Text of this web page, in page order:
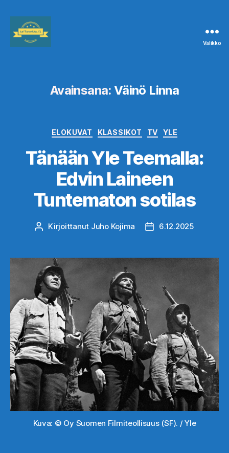
Valikko
Avainsana: Väinö Linna
Kategoriat
ELOKUVAT KLASSIKOT TV YLE
Tänään Yle Teemalla:
Edvin Laineen
Tuntematon sotilas
Kirjoittaja
Kirjoittanut Juho Kojima Julkaisupäivämäärä
6.12.2025
Kuva: © Oy Suomen Filmiteollisuus (SF). / Yle